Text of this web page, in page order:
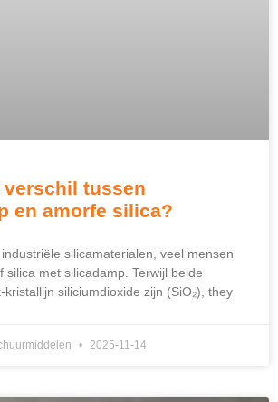
verschil tussen
en amorfe silica?
silicamaterialen, veel mensen
silica met silicadamp. Terwijl beide
siliciumdioxide zijn (SiO₂), they
2025-11-14